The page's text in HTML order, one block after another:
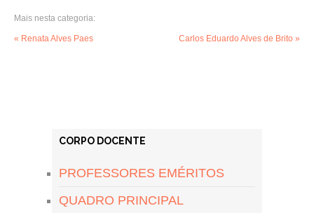
Mais nesta categoria:
« Renata Alves Paes Carlos Eduardo Alves de Brito »
CORPO DOCENTE
PROFESSORES EMÉRITOS
QUADRO PRINCIPAL